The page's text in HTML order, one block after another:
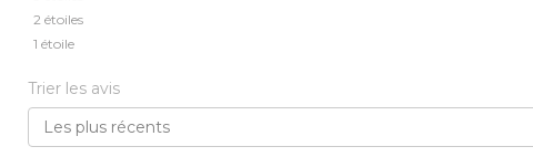
2 étoiles
1 étoile
Trier les avis